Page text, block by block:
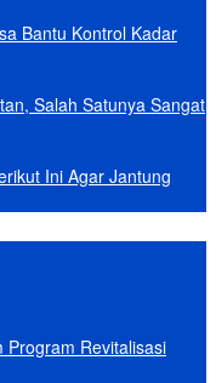
Bantu Kontrol Kadar
Salah Satunya Sangat
Ini Agar Jantung
Program Revitalisasi